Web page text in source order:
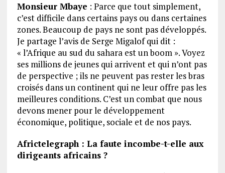
Monsieur Mbaye : Parce que tout simplement,
c’est difficile dans certains pays ou dans certaines
zones. Beaucoup de pays ne sont pas développés.
Je partage l’avis de Serge Migalof qui dit :
« l’Afrique au sud du sahara est un boom ». Voyez
ses millions de jeunes qui arrivent et qui n’ont pas
de perspective ; ils ne peuvent pas rester les bras
croisés dans un continent qui ne leur offre pas les
meilleures conditions. C’est un combat que nous
devons mener pour le développement
économique, politique, sociale et de nos pays.
Africtelegraph : La faute incombe-t-elle aux
dirigeants africains ?